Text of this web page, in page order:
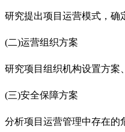
研究提出项目运营模式，确
(二)运营组织方案
研究项目组织机构设置方案
(三)安全保障方案
分析项目运营管理中存在的